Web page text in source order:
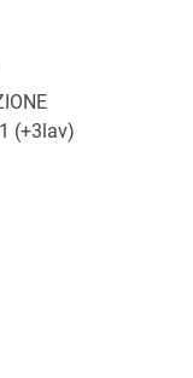
(+3lav)